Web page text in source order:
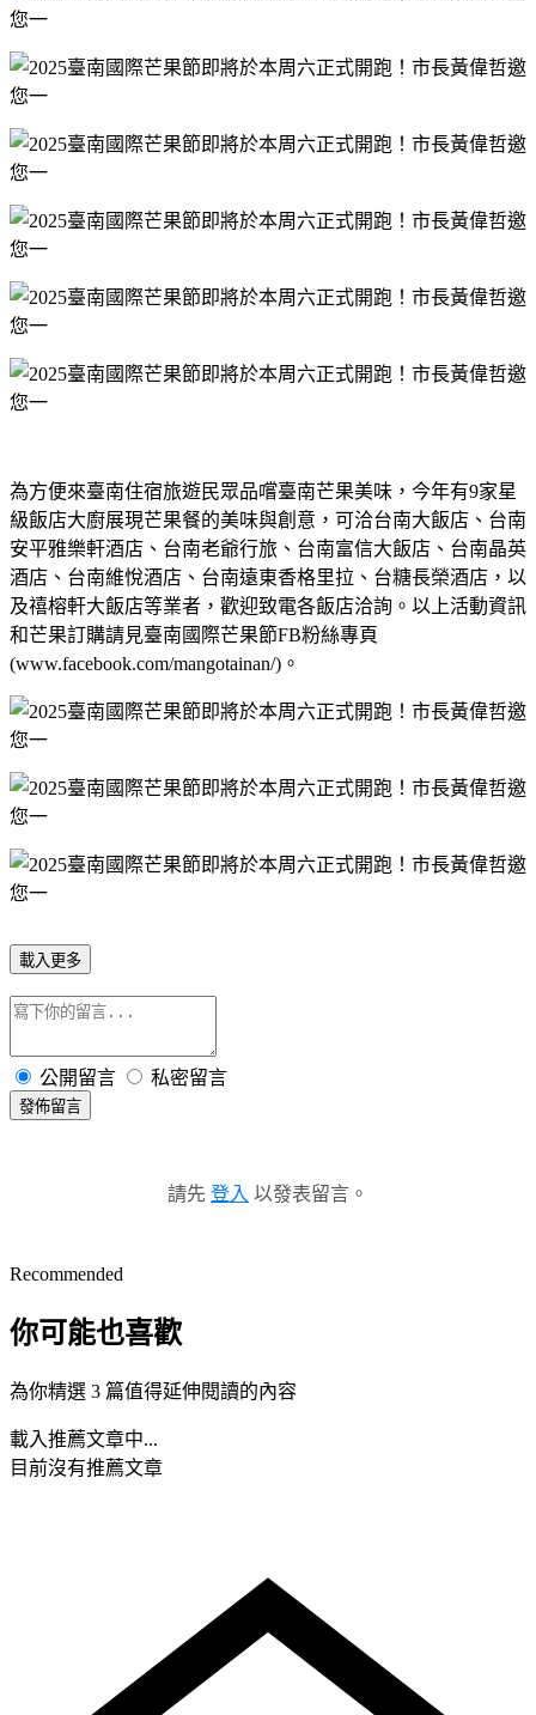
為方便來臺南住宿旅遊民眾品嚐臺南芒果美味，今年有9家星
級飯店大廚展現芒果餐的美味與創意，可洽台南大飯店、台南
安平雅樂軒酒店、台南老爺行旅、台南富信大飯店、台南晶英
酒店、台南維悅酒店、台南遠東香格里拉、台糖長榮酒店，以
及禧榕軒大飯店等業者，歡迎致電各飯店洽詢。以上活動資訊
和芒果訂購請見臺南國際芒果節FB粉絲專頁
(www.facebook.com/mangotainan/) 。
載入更多
公開留言 私密留言
發佈留言
請先 登入 以發表留言。
Recommended
你可能也喜歡
為你精選 3 篇值得延伸閱讀的內容
載入推薦文章中...
目前沒有推薦文章